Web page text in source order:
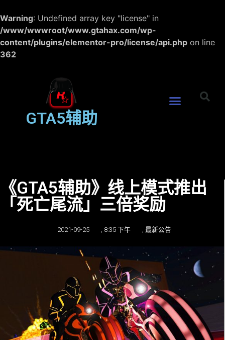
Warning: Undefined array key "license" in
/www/wwwroot/www.gtahax.com/wp-
content/plugins/elementor-pro/license/api.php on line
362
GTA5辅助
《GTA5辅助》线上模式推出
「死亡尾流」三倍奖励
2021-09-25 8:35 下午 最新公告